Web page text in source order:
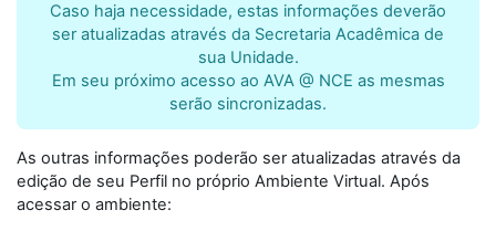
Caso haja necessidade, estas informações deverão
ser atualizadas através da Secretaria Acadêmica de
sua Unidade.
Em seu próximo acesso ao AVA @ NCE as mesmas
serão sincronizadas.
As outras informações poderão ser atualizadas através da
edição de seu Perfil no próprio Ambiente Virtual. Após
acessar o ambiente: